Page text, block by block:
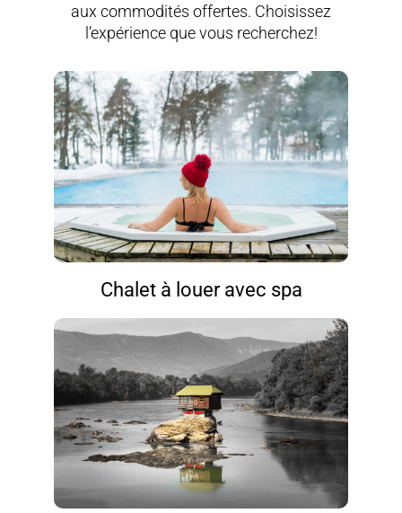
aux commodités offertes. Choisissez
l’expérience que vous recherchez!
Chalet à louer avec spa